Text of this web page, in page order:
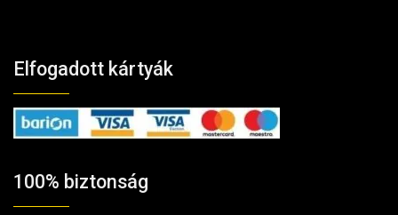
Elfogadott kártyák
100% biztonság